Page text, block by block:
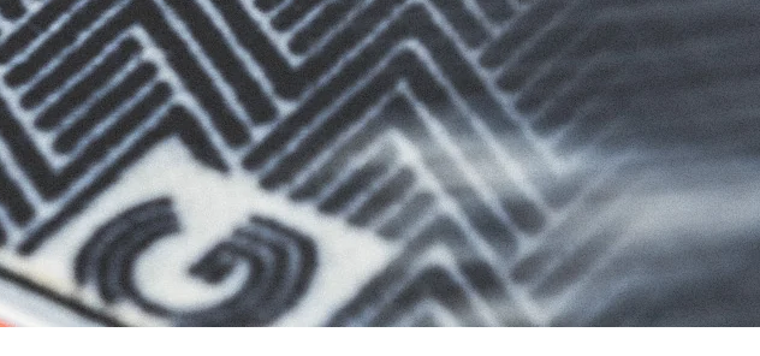
RECHERCHES POPULAIRES
Skis freeride Equipement